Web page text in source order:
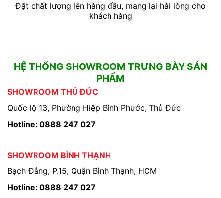
Đặt chất lượng lên hàng đầu, mang lại hài lòng cho
khách hàng
HỆ THỐNG SHOWROOM TRƯNG BÀY SẢN
PHẨM
SHOWROOM THỦ ĐỨC
Quốc lộ 13, Phường Hiệp Bình Phước, Thủ Đức
Hotline: 0888 247 027
SHOWROOM BÌNH THẠNH
Bạch Đằng, P.15, Quận Bình Thạnh, HCM
Hotline: 0888 247 027